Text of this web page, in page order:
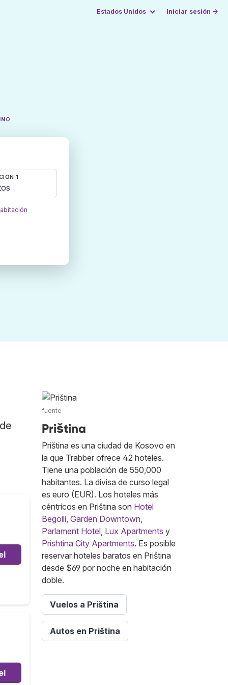
Estados Unidos Iniciar sesión →
1
fuente
Priština
Priština es una ciudad de Kosovo en
la que Trabber ofrece 42 hoteles.
Tiene una población de 550,000
habitantes. La divisa de curso legal
es euro (EUR). Los hoteles más
céntricos en Priština son Hotel
Begolli, Garden Downtown,
Parlament Hotel, Lux Apartments y
Prishtina City Apartments. Es posible
reservar hoteles baratos en Priština
desde $69 por noche en habitación
doble.
Vuelos a Priština
Autos en Priština